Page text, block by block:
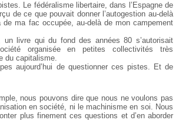
Le fédéralisme libertaire, dans l’Espagne de
de ce que pouvait donner l’autogestion au-delà
de ma fac occupée, au-delà de mon campement
un livre qui du fond des années 80 s’autorisait
organisée en petites collectivités très
du capitalisme.
aujourd’hui de questionner ces pistes. Et de
nous pouvons dire que nous ne voulons pas
en société, ni le machinisme en soi. Nous
plus finement ces questions et d’en aborder